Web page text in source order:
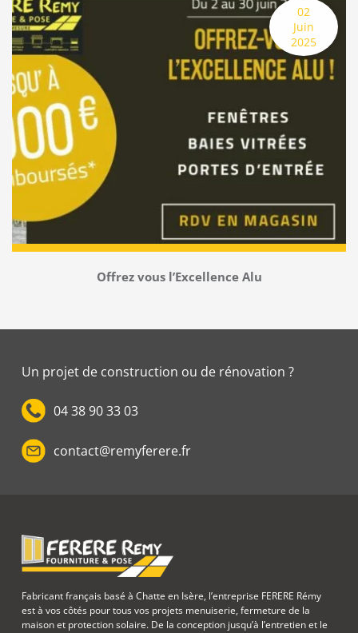
2 juin 2025
02
Juin
2025
Offrez vous l’Excellence Alu
Un projet de construction ou de rénovation ?
04 38 90 33 03
contact@remyferere.fr
Fabricant français basé à Chatte en Isère, l’entreprise FERERE Rémy
est à vos côtés pour tous vos projets menuiserie, fermeture de la
maison et protection solaire. De la conception jusqu’à l’entretien et le